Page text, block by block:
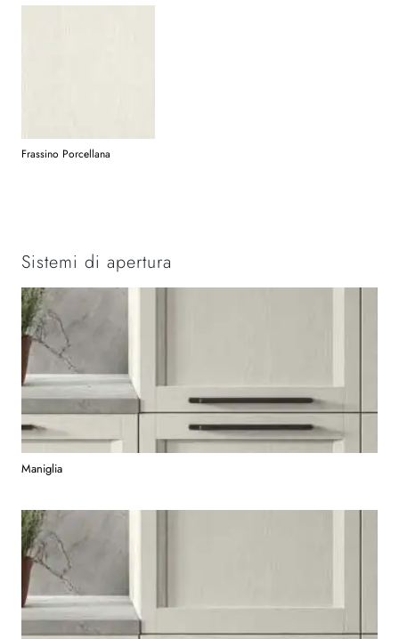
Frassino Porcellana
Sistemi di apertura
Maniglia